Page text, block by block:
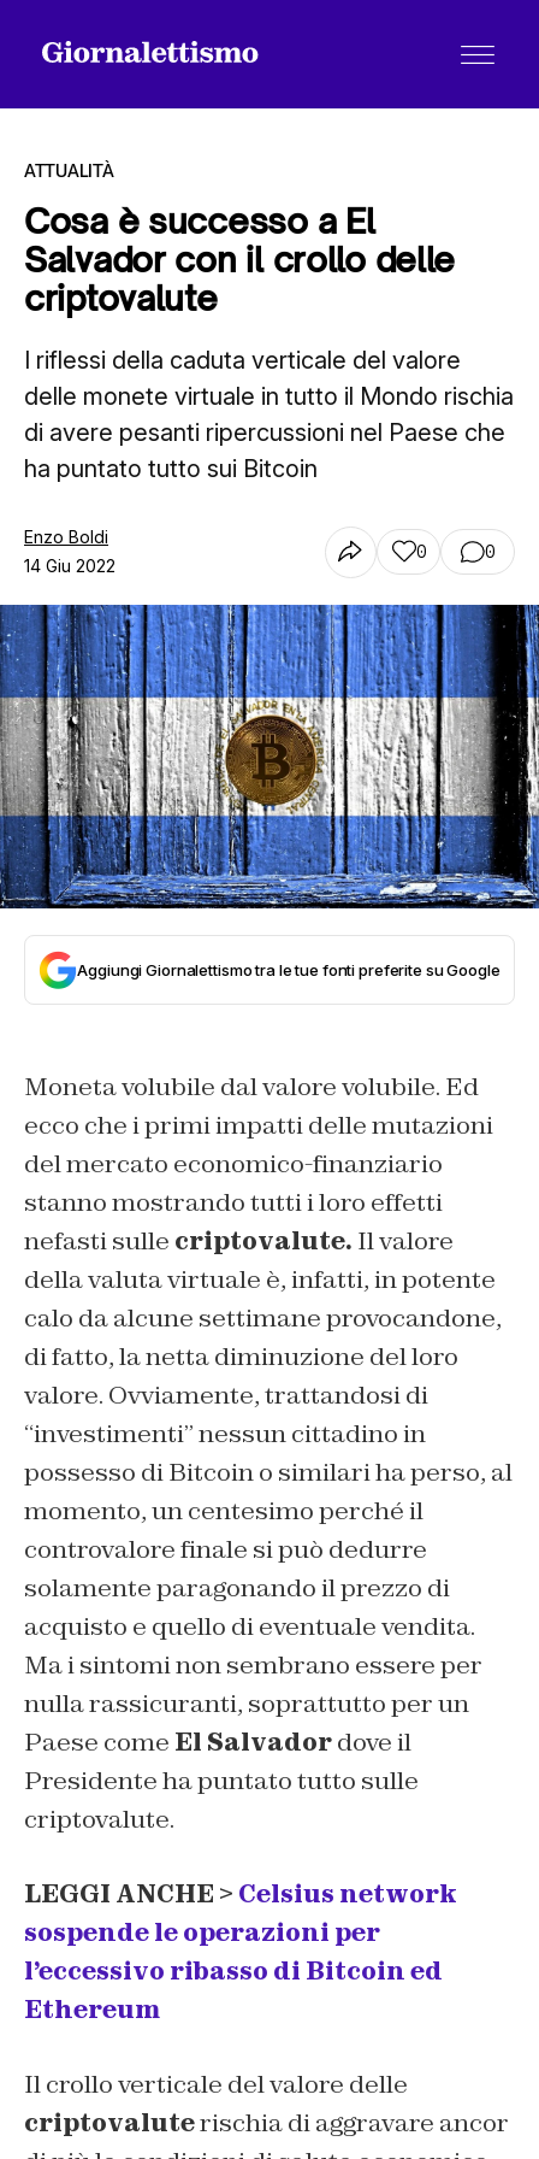
Tutti gli articoli
Chi siamo
Contatti
ATTUALITÀ
Cosa è successo a El
Salvador con il crollo delle
criptovalute
I riflessi della caduta verticale del valore
delle monete virtuale in tutto il Mondo rischia
di avere pesanti ripercussioni nel Paese che
ha puntato tutto sui Bitcoin
Enzo Boldi
14 Giu 2022
0 0
Aggiungi Giornalettismo tra le tue fonti preferite su Google
Moneta volubile dal valore volubile. Ed
ecco che i primi impatti delle mutazioni
del mercato economico-finanziario
stanno mostrando tutti i loro effetti
nefasti sulle criptovalute. Il valore
della valuta virtuale è, infatti, in potente
calo da alcune settimane provocandone,
di fatto, la netta diminuzione del loro
valore. Ovviamente, trattandosi di
“investimenti” nessun cittadino in
possesso di Bitcoin o similari ha perso, al
momento, un centesimo perché il
controvalore finale si può dedurre
solamente paragonando il prezzo di
acquisto e quello di eventuale vendita.
Ma i sintomi non sembrano essere per
nulla rassicuranti, soprattutto per un
Paese come El Salvadordove il
Presidente ha puntato tutto sulle
criptovalute.
LEGGI ANCHE > Celsius network
sospende le operazioni per
l’eccessivo ribasso di Bitcoin ed
Ethereum
Il crollo verticale del valore delle
criptovaluterischia di aggravare ancor